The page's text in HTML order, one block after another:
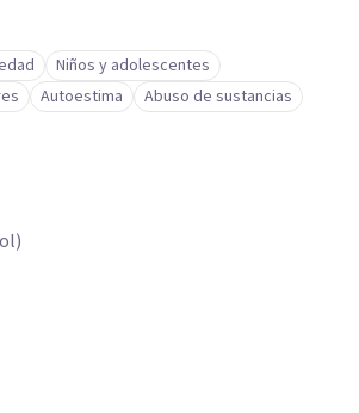
Niños y adolescentes
Autoestima Abuso de sustancias